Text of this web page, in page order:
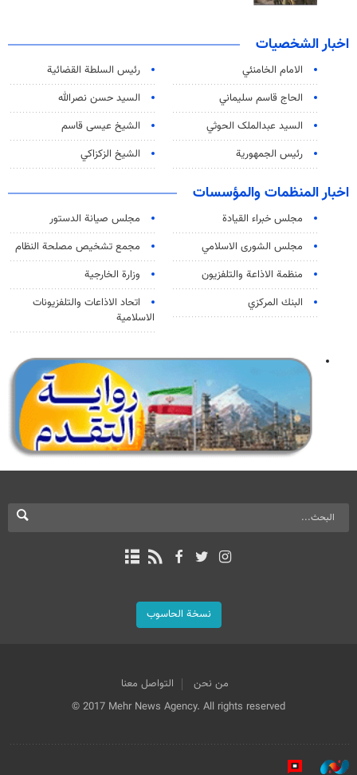
اخبار الشخصيات
الامام الخامنئي
رئیس السلطة القضائیة
الحاج قاسم سليماني
السيد حسن نصرالله
السید عبدالملک الحوثي
الشيخ عيسى قاسم
رئيس الجمهورية
الشيخ الزكزاكي
اخبار المنظمات والمؤسسات
مجلس خبراء القيادة
مجلس صيانة الدستور
مجلس الشورى الاسلامي
مجمع تشخيص مصلحة النظام
منظمة الاذاعة والتلفزیون
وزارة الخارجية
البنك المركزي
اتحاد الاذاعات والتلفزيونات
الاسلامية
نسخة الحاسوب
من نحن
التواصل معنا
© 2017 Mehr News Agency. All rights reserved